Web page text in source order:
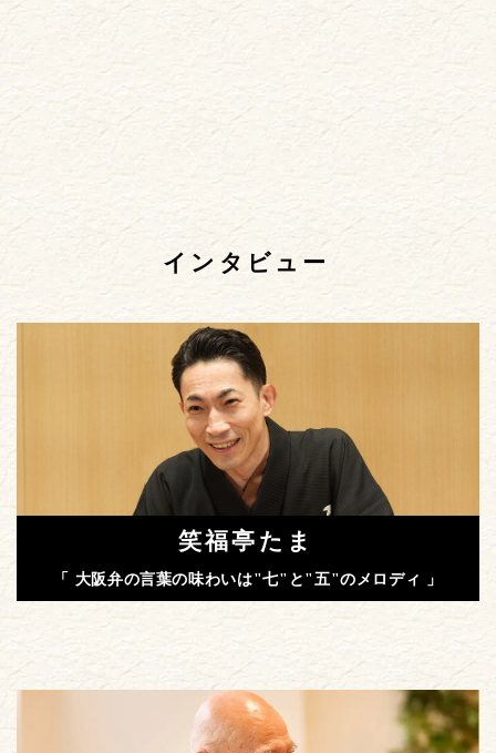
インタビュー
笑福亭たま
「 大阪弁の言葉の味わいは"七"と"五"のメロディ 」